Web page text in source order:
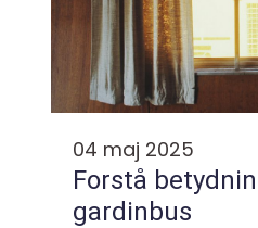
04 maj 2025
Forstå
gardinbus